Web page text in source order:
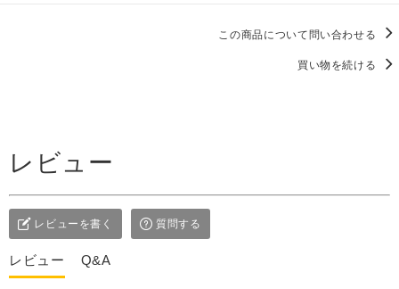
この商品について問い合わせる
買い物を続ける
レビュー
レビューを書く 質問する
レビュー Q&A